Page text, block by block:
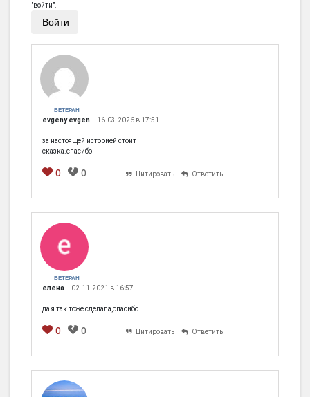
"войти".
Войти
ВЕТЕРАН
evgeny evgen 16.03.2026 в 17:51
за настоящей историей стоит
сказка.спасибо
0 0 Цитировать Ответить
ВЕТЕРАН
елена 02.11.2021 в 16:57
да я так тоже сделала,спасибо.
0 0 Цитировать Ответить